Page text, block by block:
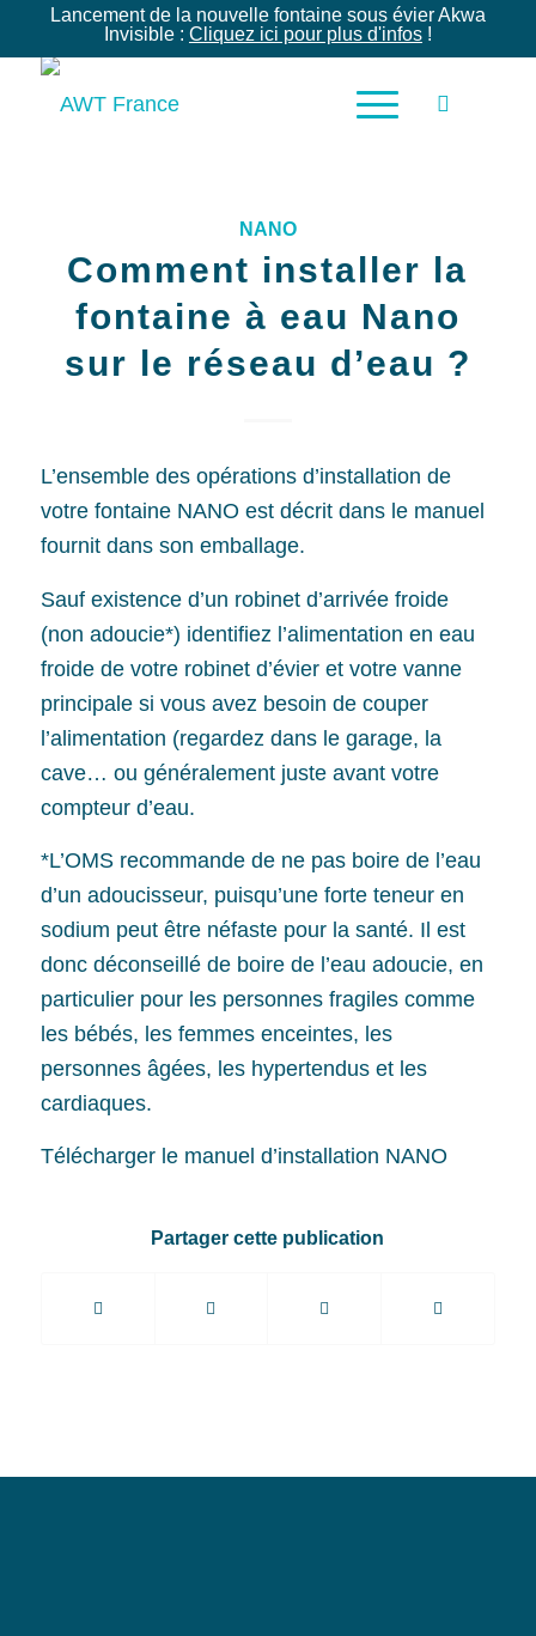
Lancement de la nouvelle fontaine sous évier Akwa
Invisible : Cliquez ici pour plus d'infos!
NANO
Comment installer la
fontaine à eau Nano
sur le réseau d’eau ?
L’ensemble des opérations d’installation de
votre fontaine NANO est décrit dans le manuel
fournit dans son emballage.
Sauf existence d’un robinet d’arrivée froide
(non adoucie*) identifiez l’alimentation en eau
froide de votre robinet d’évier et votre vanne
principale si vous avez besoin de couper
l’alimentation (regardez dans le garage, la
cave… ou généralement juste avant votre
compteur d’eau.
*L’OMS recommande de ne pas boire de l’eau
d’un adoucisseur, puisqu’une forte teneur en
sodium peut être néfaste pour la santé. Il est
donc déconseillé de boire de l’eau adoucie, en
particulier pour les personnes fragiles comme
les bébés, les femmes enceintes, les
personnes âgées, les hypertendus et les
cardiaques.
Télécharger le manuel d’installation NANO
Partager cette publication